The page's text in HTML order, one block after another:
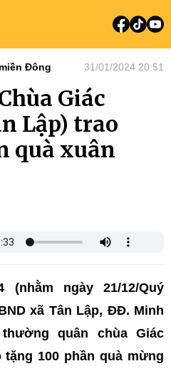
Đông 31/01/2024 20:51
Giác
Lập) trao
quà xuân
(nhằm ngày 21/12/Quý
xã Tân Lập, ĐĐ. Minh
quân chùa Giác
100 phần quà mừng